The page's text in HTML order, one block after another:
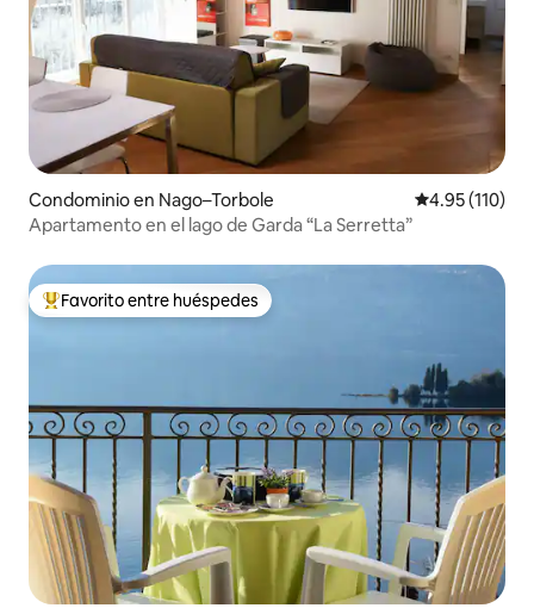
Condominio en Nago–Torbole Calificación
4.95 (110)
Apartamento en el lago de Garda “La Serretta”
De los mejores en Favorito entre huéspedes
Favorito entre huéspedes